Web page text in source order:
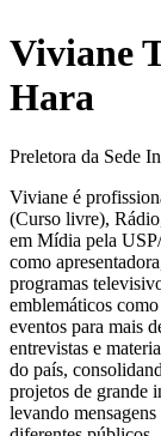
Viviane
Hara
Preletora da Sede
Viviane é
(Curso livre),
em Mídia pela
como
programas
emblemáticos
eventos para mais
entrevistas e
do país,
projetos de grande
levando